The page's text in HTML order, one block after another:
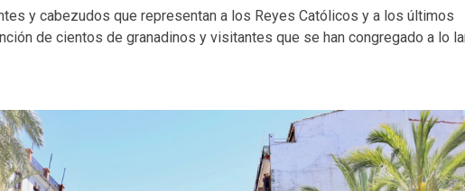
y cabezudos que representan a los Reyes Católicos y a los últimos
de cientos de granadinos y visitantes que se han congregado a lo